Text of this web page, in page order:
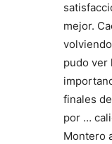
mejor.
pudo ver
finales
por …
Montero